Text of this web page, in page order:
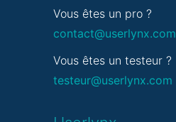
Vous êtes un pro ?
contact@userlynx.com
Vous êtes un testeur ?
testeur@userlynx.com